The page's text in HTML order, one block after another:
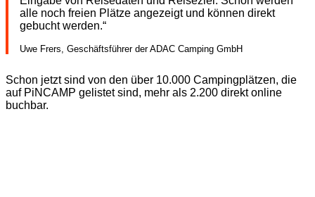
alle noch freien Plätze angezeigt und können direkt
gebucht werden.“
Uwe Frers, Geschäftsführer der ADAC Camping GmbH
Schon jetzt sind von den über 10.000 Campingplätzen, die
auf PiNCAMP gelistet sind, mehr als 2.200 direkt online
buchbar.